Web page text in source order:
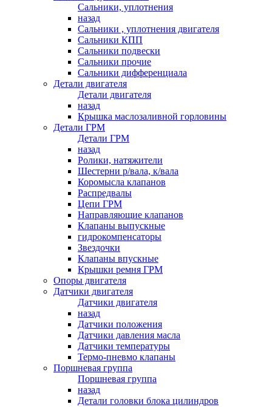
Сальники, уплотнения
назад
Сальники , уплотнения двигателя
Сальники КПП
Сальники подвески
Сальники прочие
Сальники дифференциала
Детали двигателя
Детали двигателя
назад
Крышка маслозаливной горловины
Детали ГРМ
Детали ГРМ
назад
Ролики, натяжители
Шестерни р/вала, к/вала
Коромысла клапанов
Распредвалы
Цепи ГРМ
Направляющие клапанов
Клапаны выпускные
гидрокомпенсаторы
Звездочки
Клапаны впускные
Крышки ремня ГРМ
Опоры двигателя
Датчики двигателя
Датчики двигателя
назад
Датчики положения
Датчики давления масла
Датчики температуры
Термо-пневмо клапаны
Поршневая группа
Поршневая группа
назад
Детали головки блока цилиндров